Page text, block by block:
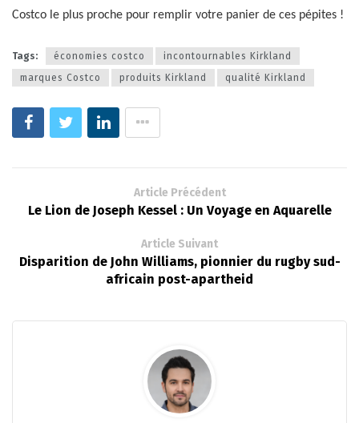
Costco le plus proche pour remplir votre panier de ces pépites !
Tags: économies costco
incontournables Kirkland
marques Costco
produits Kirkland qualité Kirkland
Article Précédent
Le Lion de Joseph Kessel : Un Voyage en Aquarelle
Article Suivant
Disparition de John Williams, pionnier du rugby sud-
africain post-apartheid